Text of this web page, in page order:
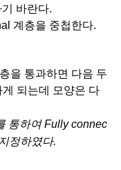
바란다.
계층을 중첩한다.
을 통과하면 다음 두
되는데 모양은 다
통하여 Fully connec
정하였다.